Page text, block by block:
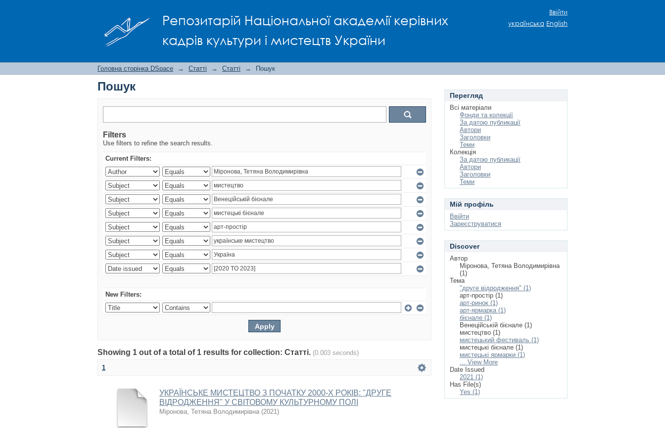
Репозитарій Національної академії керівних
кадрів культури і мистецтв України
Ввійти
українська English
Головна сторінка DSpace → Статті → Статті → Пошук
Пошук
Filters
Use filters to refine the search results.
Current Filters:
New Filters:
Showing 1 out of a total of 1 results for collection: Статті. (0.003 seconds)
1
УКРАЇНСЬКЕ МИСТЕЦТВО З ПОЧАТКУ 2000-Х РОКІВ: "ДРУГЕ
ВІДРОДЖЕННЯ" У СВІТОВОМУ КУЛЬТУРНОМУ ПОЛІ
Міронова, Тетяна Володимирівна (2021)
Перегляд
Всі матеріали
Фонди та колекції
За датою публикації
Автори
Заголовки
Теми
Колекція
За датою публикації
Автори
Заголовки
Теми
Мій профіль
Ввійти
Зареєструватися
Discover
Автор
Міронова, Тетяна Володимирівна
(1)
Тема
"друге відродження" (1)
арт-простір (1)
арт-ринок (1)
арт-ярмарка (1)
бієнале (1)
Венеційській бієнале (1)
мистецтво (1)
мистецький фестиваль (1)
мистецькі бієнале (1)
мистецькі ярмарки (1)
... View More
Date Issued
2021 (1)
Has File(s)
Yes (1)